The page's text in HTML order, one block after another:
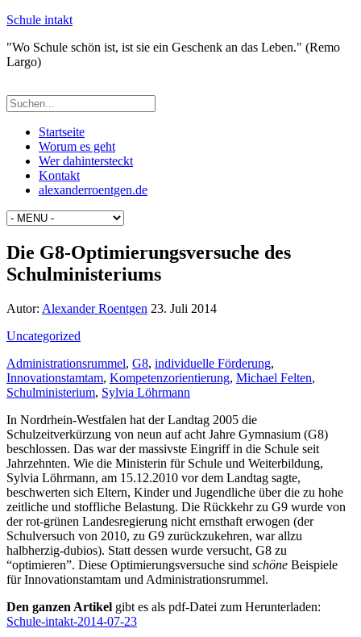
Schule intakt
"Wo Schule schön ist, ist sie ein Geschenk an das Leben." (Remo
Largo)
Startseite
Worum es geht
Wer dahintersteckt
Kontakt
alexanderroentgen.de
Die G8-Optimierungsversuche des
Schulministeriums
Autor: Alexander Roentgen 23. Juli 2014
Uncategorized
Administrationsrummel, G8, individuelle Förderung,
Innovationstamtam, Kompetenzorientierung, Michael Felten,
Schulministerium, Sylvia Löhrmann
In Nordrhein-Westfalen hat der Landtag 2005 die
Schulzeitverkürzung von neun auf acht Jahre Gymnasium (G8)
beschlossen. Das war der massivste Eingriff in die Schule seit
Jahrzehnten. Wie die Ministerin für Schule und Weiterbildung,
Sylvia Löhrmann, am 15.12.2010 vor dem Landtag sagte,
beschwerten sich Eltern, Kinder und Jugendliche über die zu hohe
zeitliche und stoffliche Belastung. Die Rückkehr zu G9 wurde von
der rot-grünen Landesregierung nicht ernsthaft erwogen (der
Schulversuch von 2010, zu G9 zurückzukehren, war allzu
halbherzig-dubios). Statt dessen wurde versucht, G8 zu
“optimieren”. Diese Optimierungsversuche sind schöne Beispiele
für Innovationstamtam und Administrationsrummel.
Den ganzen Artikel gibt es als pdf-Datei zum Herunterladen:
Schule-intakt-2014-07-23